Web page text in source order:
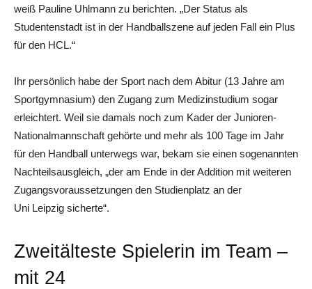
weiß Pauline Uhlmann zu berichten. „Der Status als
Studentenstadt ist in der Handballszene auf jeden Fall ein Plus
für den HCL.“
Ihr persönlich habe der Sport nach dem Abitur (13 Jahre am
Sportgymnasium) den Zugang zum Medizinstudium sogar
erleichtert. Weil sie damals noch zum Kader der Junioren-
Nationalmannschaft gehörte und mehr als 100 Tage im Jahr
für den Handball unterwegs war, bekam sie einen sogenannten
Nachteilsausgleich, „der am Ende in der Addition mit weiteren
Zugangsvoraussetzungen den Studienplatz an der
Uni Leipzig sicherte“.
Zweitälteste Spielerin im Team –
mit 24